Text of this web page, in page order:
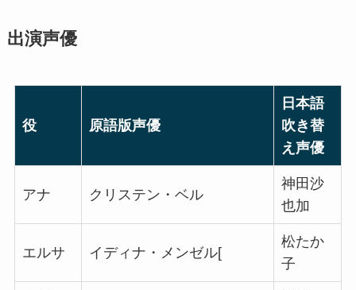
出演声優
役 原語版声優
日本語
吹き替
え声優
アナ クリステン・ベル
神田沙
也加
エルサ イディナ・メンゼル[
松たか
子